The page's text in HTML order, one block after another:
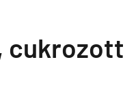
cukrozott